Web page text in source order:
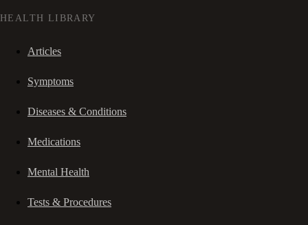
HEALTH LIBRARY
Articles
Symptoms
Diseases & Conditions
Medications
Mental Health
Tests & Procedures